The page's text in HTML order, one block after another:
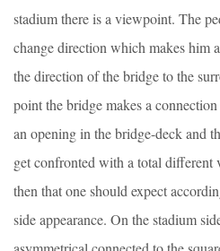
stadium there is a viewpoint. The
change direction which makes him
the direction of the bridge to the
point the bridge makes a
an opening in the bridge-deck and
get confronted with a total different
then that one should expect
side appearance. On the stadium